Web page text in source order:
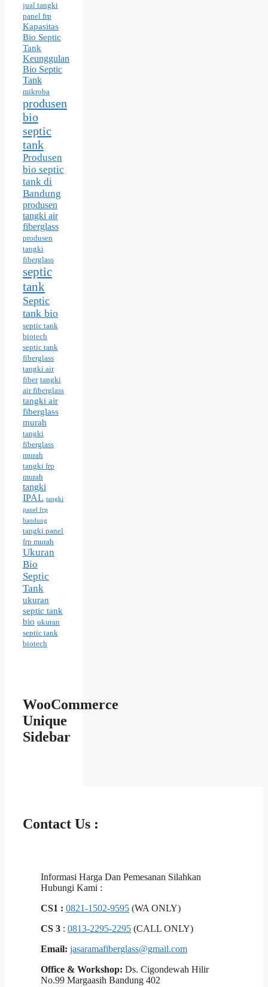
jual tangki
panel frp
Kapasitas
Bio Septic
Tank
Keunggulan
Bio Septic
Tank
mikroba
produsen
bio
septic
tank
Produsen
bio septic
tank di
Bandung
produsen
tangki air
fiberglass
produsen
tangki
fiberglass
septic
tank
Septic
tank bio
septic tank
biotech
septic tank
fiberglass
tangki air
fiber tangki
air fiberglass
tangki air
fiberglass
murah
tangki
fiberglass
murah
tangki frp
murah
tangki
IPAL tangki
panel frp
bandung
tangki panel
frp murah
Ukuran
Bio
Septic
Tank
ukuran
septic tank
bio ukuran
septic tank
biotech
WooCommerce
Unique
Sidebar
Contact Us :
Informasi Harga Dan Pemesanan Silahkan
Hubungi Kami :
CS1 : 0821-1502-9595 (WA ONLY)
CS 3 : 0813-2295-2295 (CALL ONLY)
Email: jasaramafiberglass@gmail.com
Office & Workshop: Ds. Cigondewah Hilir
No.99 Margaasih Bandung 402